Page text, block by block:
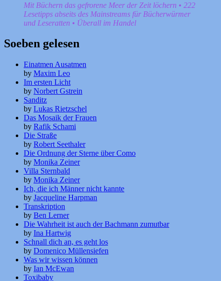
Mit Büchern das gefrorene Meer der Zeit löchern • 222
Lesetipps abseits des Mainstreams für Bücherwürmer
und Leseratten • Überall im Handel
Soeben gelesen
Einatmen Ausatmen
by Maxim Leo
Im ersten Licht
by Norbert Gstrein
Sanditz
by Lukas Rietzschel
Das Mosaik der Frauen
by Rafik Schami
Die Straße
by Robert Seethaler
Die Ordnung der Sterne über Como
by Monika Zeiner
Villa Sternbald
by Monika Zeiner
Ich, die ich Männer nicht kannte
by Jacqueline Harpman
Transkription
by Ben Lerner
Die Wahrheit ist auch der Bachmann zumutbar
by Ina Hartwig
Schnall dich an, es geht los
by Domenico Müllensiefen
Was wir wissen können
by Ian McEwan
Toxibaby